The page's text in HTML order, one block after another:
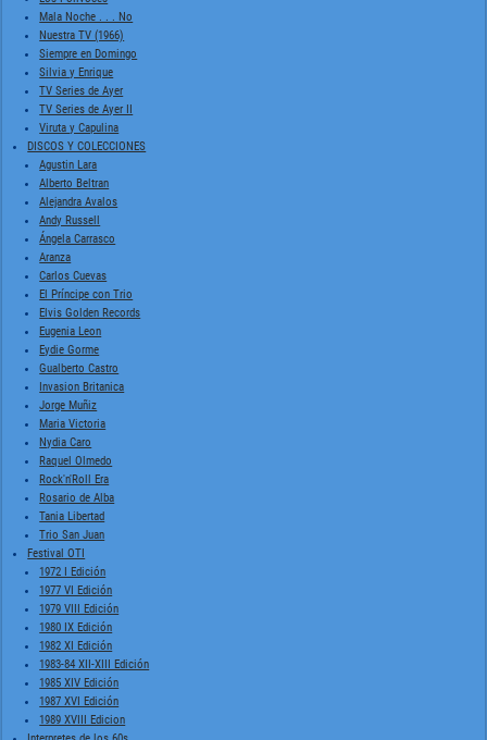
Mala Noche . . . No
Nuestra TV (1966)
Siempre en Domingo
Silvia y Enrique
TV Series de Ayer
TV Series de Ayer II
Viruta y Capulina
DISCOS Y COLECCIONES
Agustin Lara
Alberto Beltran
Alejandra Avalos
Andy Russell
Ángela Carrasco
Aranza
Carlos Cuevas
El Príncipe con Trio
Elvis Golden Records
Eugenia Leon
Eydie Gorme
Gualberto Castro
Invasion Britanica
Jorge Muñiz
Maria Victoria
Nydia Caro
Raquel Olmedo
Rock'n'Roll Era
Rosario de Alba
Tania Libertad
Trio San Juan
Festival OTI
1972 I Edición
1977 VI Edición
1979 VIII Edición
1980 IX Edición
1982 XI Edición
1983-84 XII-XIII Edición
1985 XIV Edición
1987 XVI Edición
1989 XVIII Edicion